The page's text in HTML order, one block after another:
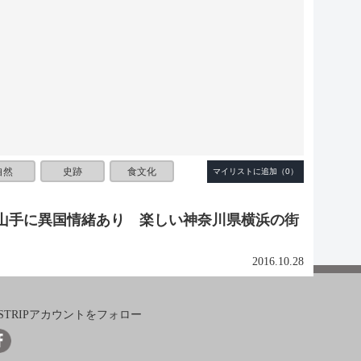
然 史跡 食文化
に異国情緒あり 楽しい神奈川県横浜の街
2016.10.28
アカウントをフォロー